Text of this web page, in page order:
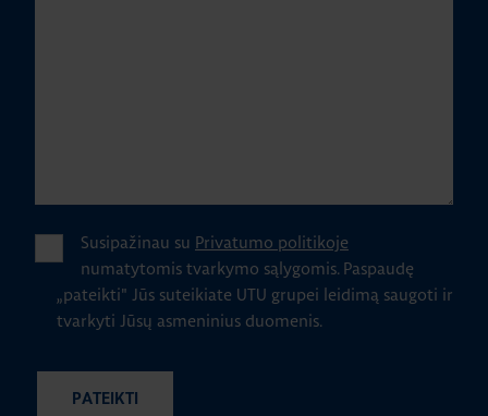
Susipažinau su Privatumo politikoje
numatytomis tvarkymo sąlygomis. Paspaudę
„pateikti" Jūs suteikiate UTU grupei leidimą saugoti ir
tvarkyti Jūsų asmeninius duomenis.